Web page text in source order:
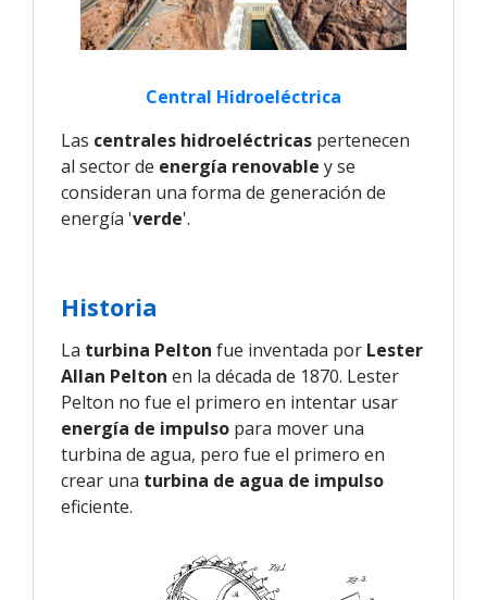
Central Hidroeléctrica
Las centrales hidroeléctricas pertenecen
al sector de energía renovable y se
consideran una forma de generación de
energía 'verde'.
Historia
La turbina Pelton fue inventada por Lester
Allan Pelton en la década de 1870. Lester
Pelton no fue el primero en intentar usar
energía de impulso para mover una
turbina de agua, pero fue el primero en
crear una turbina de agua de impulso
eficiente.